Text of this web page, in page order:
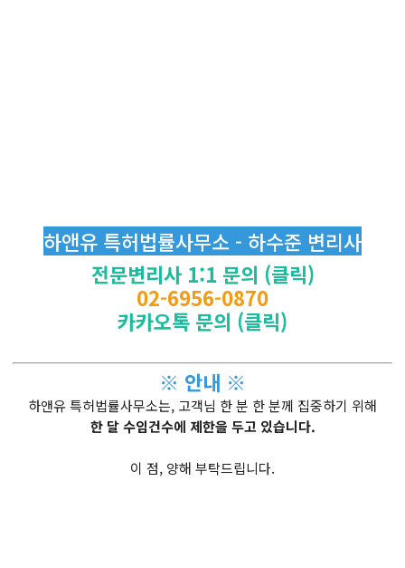
하앤유 특허법률사무소 - 하수준 변리사
전문변리사 1:1 문의 (클릭)
02-6956-0870
카카오톡 문의 (클릭)
※ 안내 ※
하앤유 특허법률사무소는, 고객님 한 분 한 분께 집중하기 위해
한 달 수임건수에 제한을 두고 있습니다.
이 점, 양해 부탁드립니다.